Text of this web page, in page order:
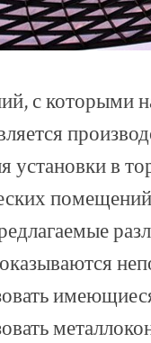
с которыми
установки в